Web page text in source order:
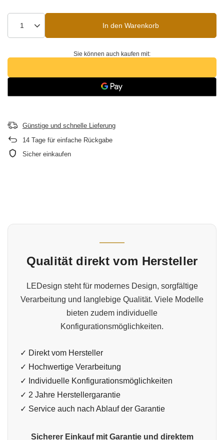
In den Warenkorb
Sie können auch kaufen mit:
Günstige und schnelle Lieferung
14 Tage für einfache Rückgabe
Sicher einkaufen
Qualität direkt vom Hersteller
LEDesign steht für modernes Design, sorgfältige
Verarbeitung und langlebige Qualität. Viele Modelle
bieten zudem individuelle
Konfigurationsmöglichkeiten.
✓ Direkt vom Hersteller
✓ Hochwertige Verarbeitung
✓ Individuelle Konfigurationsmöglichkeiten
✓ 2 Jahre Herstellergarantie
✓ Service auch nach Ablauf der Garantie
Sicherer Einkauf mit Garantie und direktem